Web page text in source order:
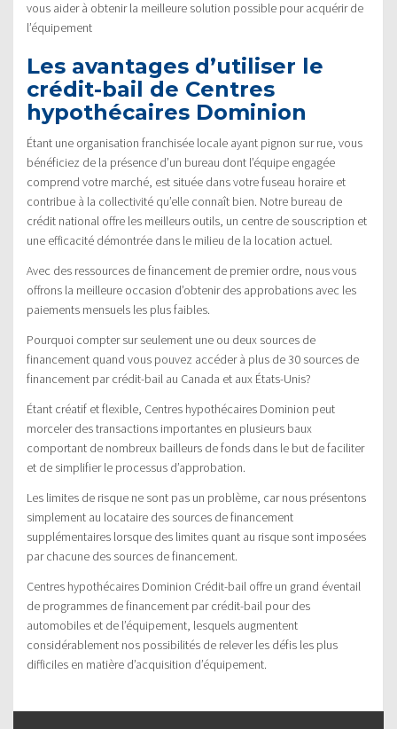
vous aider à obtenir la meilleure solution possible pour acquérir de
l’équipement
Les avantages d’utiliser le
crédit-bail de Centres
hypothécaires Dominion
Étant une organisation franchisée locale ayant pignon sur rue, vous
bénéficiez de la présence d’un bureau dont l’équipe engagée
comprend votre marché, est située dans votre fuseau horaire et
contribue à la collectivité qu’elle connaît bien. Notre bureau de
crédit national offre les meilleurs outils, un centre de souscription et
une efficacité démontrée dans le milieu de la location actuel.
Avec des ressources de financement de premier ordre, nous vous
offrons la meilleure occasion d’obtenir des approbations avec les
paiements mensuels les plus faibles.
Pourquoi compter sur seulement une ou deux sources de
financement quand vous pouvez accéder à plus de 30 sources de
financement par crédit-bail au Canada et aux États-Unis?
Étant créatif et flexible, Centres hypothécaires Dominion peut
morceler des transactions importantes en plusieurs baux
comportant de nombreux bailleurs de fonds dans le but de faciliter
et de simplifier le processus d’approbation.
Les limites de risque ne sont pas un problème, car nous présentons
simplement au locataire des sources de financement
supplémentaires lorsque des limites quant au risque sont imposées
par chacune des sources de financement.
Centres hypothécaires Dominion Crédit-bail offre un grand éventail
de programmes de financement par crédit-bail pour des
automobiles et de l’équipement, lesquels augmentent
considérablement nos possibilités de relever les défis les plus
difficiles en matière d’acquisition d’équipement.